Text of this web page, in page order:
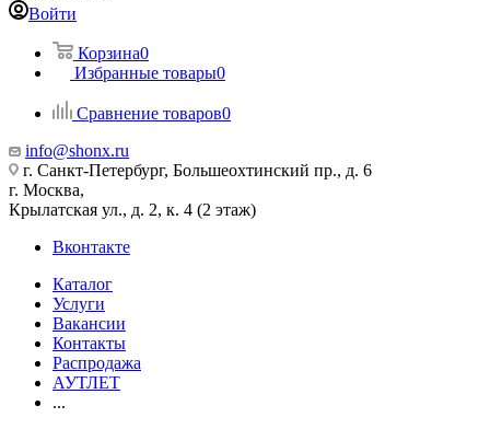
Войти
Корзина0
Избранные товары0
Сравнение товаров0
info@shonx.ru
г. Санкт-Петербург, Большеохтинский пр., д. 6
г. Москва,
Крылатская ул., д. 2, к. 4 (2 этаж)
Вконтакте
Каталог
Услуги
Вакансии
Контакты
Распродажа
АУТЛЕТ
...